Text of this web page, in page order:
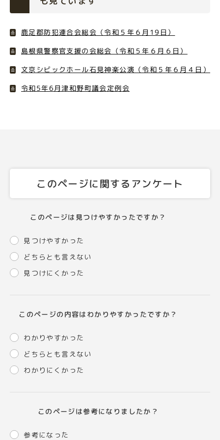
鹿足郡防犯連合会総会（令和５年６月19日）
島根県警察官支援の会総会（令和５年６月６日）
文京シビックホール石見神楽公演（令和５年６月４日）
令和5年6月津和野町議会定例会
このページに関するアンケート
このページは見つけやすかったですか？
見つけやすかった
どちらとも言えない
見つけにくかった
このページの内容はわかりやすかったですか？
わかりやすかった
どちらとも言えない
わかりにくかった
このページは参考になりましたか？
参考になった